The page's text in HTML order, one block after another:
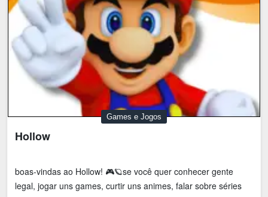
Games e Jogos
Hollow
boas-vindas ao Hollow! 🎮🪐se você quer conhecer gente
legal, jogar uns games, curtir uns animes, falar sobre séries